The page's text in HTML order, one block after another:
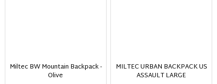
Miltec BW Mountain Backpack -
Olive
MILTEC URBAN BACKPACK US
ASSAULT LARGE